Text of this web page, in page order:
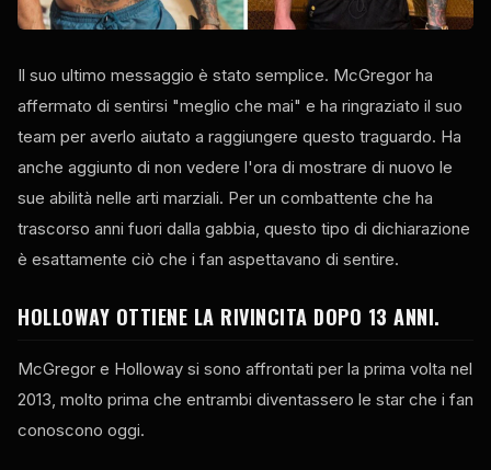
Il suo ultimo messaggio è stato semplice. McGregor ha
affermato di sentirsi "meglio che mai" e ha ringraziato il suo
team per averlo aiutato a raggiungere questo traguardo. Ha
anche aggiunto di non vedere l'ora di mostrare di nuovo le
sue abilità nelle arti marziali. Per un combattente che ha
trascorso anni fuori dalla gabbia, questo tipo di dichiarazione
è esattamente ciò che i fan aspettavano di sentire.
HOLLOWAY OTTIENE LA RIVINCITA DOPO 13 ANNI.
McGregor e Holloway si sono affrontati per la prima volta nel
2013, molto prima che entrambi diventassero le star che i fan
conoscono oggi.